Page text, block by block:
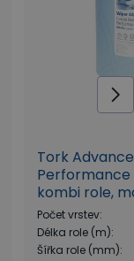
Tork
kombi role,
2 ks
Počet vrstev:
Délka role (m):
Šířka role (mm):